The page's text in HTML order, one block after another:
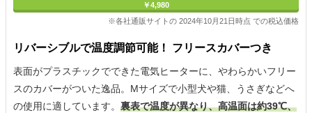
￥4,980
※各社通販サイトの 2024年10月21日時点 での税込価格
リバーシブルで温度調節可能！ フリースカバーつき
表面がプラスチックでできた電気ヒーターに、やわらかいフリー
スのカバーがついた逸品。Mサイズで小型犬や猫、うさぎなどへ
の使用に適しています。 裏表で温度が異なり、高温面は約39℃、